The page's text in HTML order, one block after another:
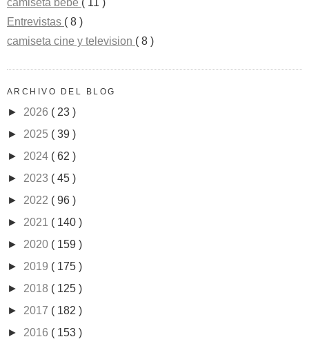
camiseta bebe ( 11 )
Entrevistas ( 8 )
camiseta cine y television ( 8 )
ARCHIVO DEL BLOG
► 2026 ( 23 )
► 2025 ( 39 )
► 2024 ( 62 )
► 2023 ( 45 )
► 2022 ( 96 )
► 2021 ( 140 )
► 2020 ( 159 )
► 2019 ( 175 )
► 2018 ( 125 )
► 2017 ( 182 )
► 2016 ( 153 )